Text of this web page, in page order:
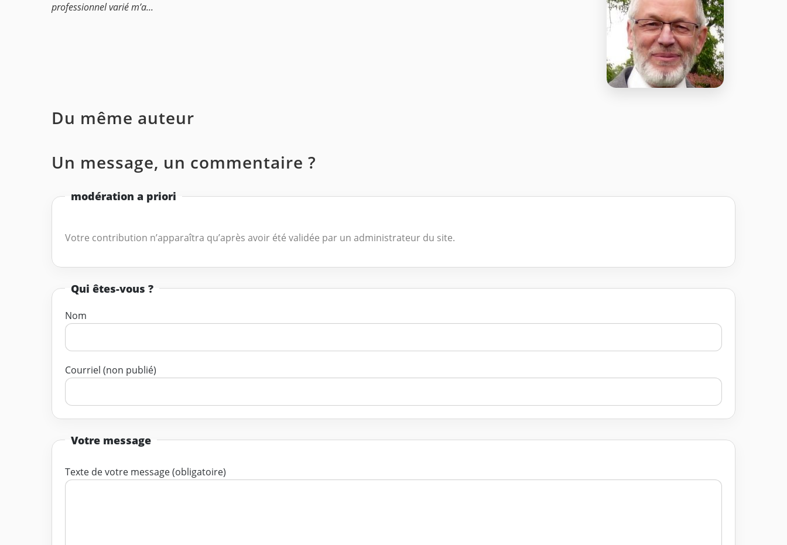
professionnel varié m’a...
Du même auteur
Un message, un commentaire ?
modération a priori
Votre contribution n’apparaîtra qu’après avoir été validée par un administrateur du site.
Qui êtes-vous ?
Nom
Courriel (non publié)
Votre message
Texte de votre message (obligatoire)